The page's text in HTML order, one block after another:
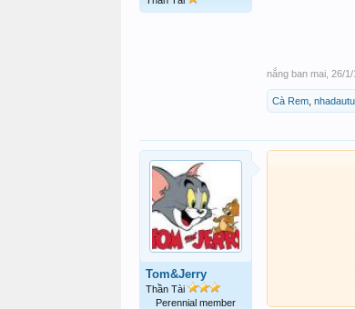
nắng ban mai 26/1/
Cà Rem
Tom&Jerry
Thần Tài
Perennial member